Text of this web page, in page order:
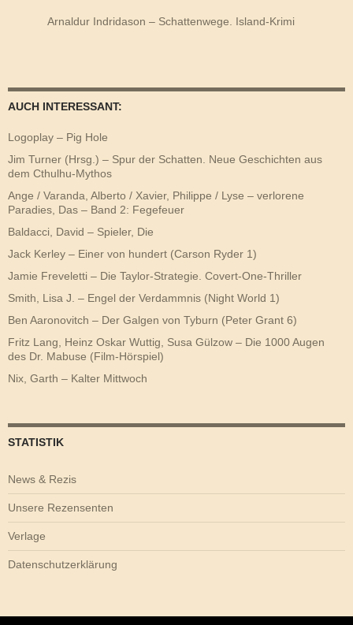
Arnaldur Indridason – Schattenwege. Island-Krimi
AUCH INTERESSANT:
Logoplay – Pig Hole
Jim Turner (Hrsg.) – Spur der Schatten. Neue Geschichten aus
dem Cthulhu-Mythos
Ange / Varanda, Alberto / Xavier, Philippe / Lyse – verlorene
Paradies, Das – Band 2: Fegefeuer
Baldacci, David – Spieler, Die
Jack Kerley – Einer von hundert (Carson Ryder 1)
Jamie Freveletti – Die Taylor-Strategie. Covert-One-Thriller
Smith, Lisa J. – Engel der Verdammnis (Night World 1)
Ben Aaronovitch – Der Galgen von Tyburn (Peter Grant 6)
Fritz Lang, Heinz Oskar Wuttig, Susa Gülzow – Die 1000 Augen
des Dr. Mabuse (Film-Hörspiel)
Nix, Garth – Kalter Mittwoch
STATISTIK
News & Rezis
Unsere Rezensenten
Verlage
Datenschutzerklärung